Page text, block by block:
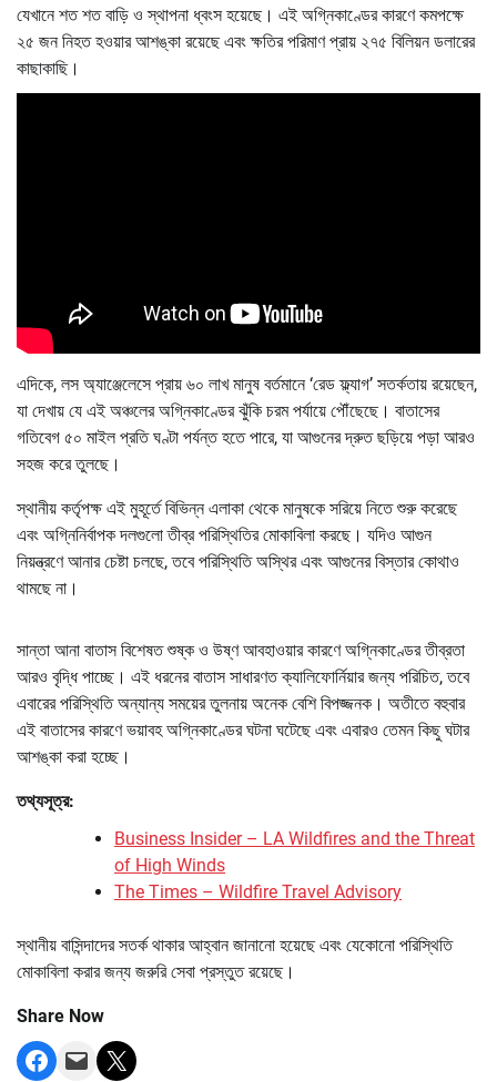
যেখানে শত শত বাড়ি ও স্থাপনা ধ্বংস হয়েছে। এই অগ্নিকাণ্ডের কারণে কমপক্ষে
২৫ জন নিহত হওয়ার আশঙ্কা রয়েছে এবং ক্ষতির পরিমাণ প্রায় ২৭৫ বিলিয়ন ডলারের
কাছাকাছি।
এদিকে, লস অ্যাঞ্জেলেসে প্রায় ৬০ লাখ মানুষ বর্তমানে ‘রেড ফ্ল্যাগ’ সতর্কতায় রয়েছেন,
যা দেখায় যে এই অঞ্চলের অগ্নিকাণ্ডের ঝুঁকি চরম পর্যায়ে পৌঁছেছে। বাতাসের
গতিবেগ ৫০ মাইল প্রতি ঘণ্টা পর্যন্ত হতে পারে, যা আগুনের দ্রুত ছড়িয়ে পড়া আরও
সহজ করে তুলছে।
স্থানীয় কর্তৃপক্ষ এই মুহূর্তে বিভিন্ন এলাকা থেকে মানুষকে সরিয়ে নিতে শুরু করেছে
এবং অগ্নিনির্বাপক দলগুলো তীব্র পরিস্থিতির মোকাবিলা করছে। যদিও আগুন
নিয়ন্ত্রণে আনার চেষ্টা চলছে, তবে পরিস্থিতি অস্থির এবং আগুনের বিস্তার কোথাও
থামছে না।
সান্তা আনা বাতাস বিশেষত শুষ্ক ও উষ্ণ আবহাওয়ার কারণে অগ্নিকাণ্ডের তীব্রতা
আরও বৃদ্ধি পাচ্ছে। এই ধরনের বাতাস সাধারণত ক্যালিফোর্নিয়ার জন্য পরিচিত, তবে
এবারের পরিস্থিতি অন্যান্য সময়ের তুলনায় অনেক বেশি বিপজ্জনক। অতীতে বহুবার
এই বাতাসের কারণে ভয়াবহ অগ্নিকাণ্ডের ঘটনা ঘটেছে এবং এবারও তেমন কিছু ঘটার
আশঙ্কা করা হচ্ছে।
তথ্যসূত্র:
Business Insider – LA Wildfires and the Threat
of High Winds
The Times – Wildfire Travel Advisory
স্থানীয় বাসিন্দাদের সতর্ক থাকার আহ্বান জানানো হয়েছে এবং যেকোনো পরিস্থিতি
মোকাবিলা করার জন্য জরুরি সেবা প্রস্তুত রয়েছে।
Share Now
Share on Facebook
Email this Page
Share on X